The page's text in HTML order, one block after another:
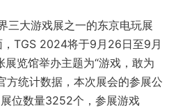
三大游戏展之一的东京电玩展
，TGS 2024将于9月26日至9月
览馆举办主题为“游戏，敢为
方统计数据，本次展会的参展公
位数量3252个，参展游戏